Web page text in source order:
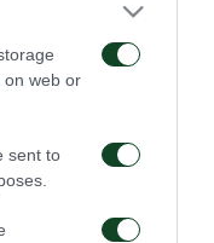
on web or
sent to